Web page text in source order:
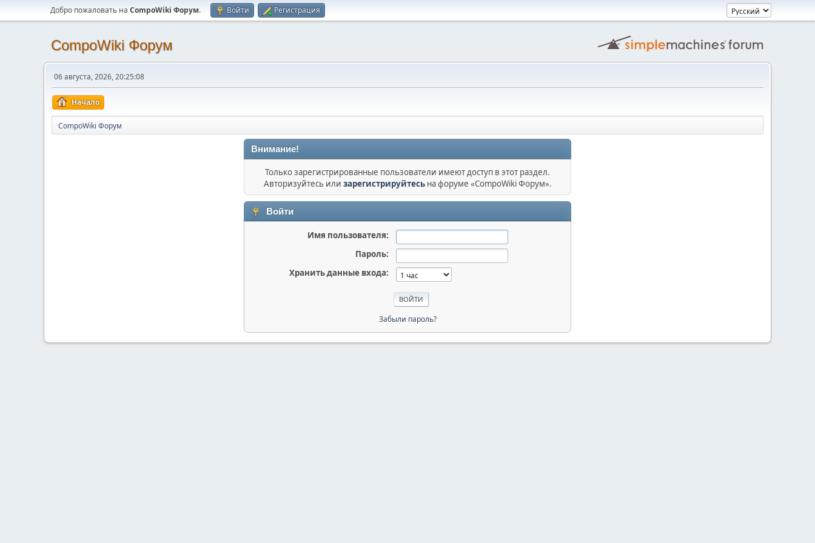
Добро пожаловать на CompoWiki Форум. Войти Регистрация
CompoWiki Форум
06 августа, 2026, 20:25:08
Начало
CompoWiki Форум
Внимание!
Только зарегистрированные пользователи имеют доступ в этот раздел.
Авторизуйтесь или зарегистрируйтесьна форуме «CompoWiki Форум».
Войти
Имя пользователя:
Пароль:
Хранить данные входа:
Забыли пароль?